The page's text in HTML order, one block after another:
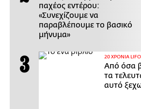
παχέος εντέρου:
«Συνεχίζουμε να
παραβλέπουμε το βασικό
μήνυμα»
20 ΧΡΟΝΙΑ LIFO
Από όσα
τα
αυτό